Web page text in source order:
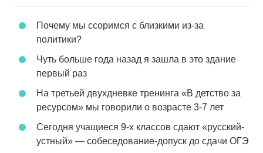
Почему мы ссоримся с близкими из-за
политики?
Чуть больше года назад я зашла в это здание
первый раз
На третьей двухдневке тренинга «В детство за
ресурсом» мы говорили о возрасте 3-7 лет
Сегодня учащиеся 9-х классов сдают «русский-
устный» — собеседование-допуск до сдачи ОГЭ